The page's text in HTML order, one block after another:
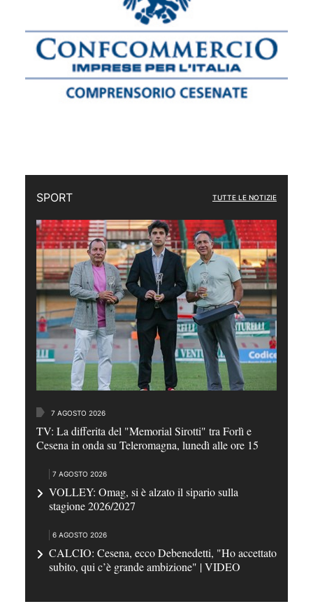
SPORT TUTTE LE NOTIZIE
7 AGOSTO 2026
TV: La differita del "Memorial Sirotti" tra Forlì e
Cesena in onda su Teleromagna, lunedì alle ore 15
7 AGOSTO 2026
VOLLEY: Omag, si è alzato il sipario sulla
stagione 2026/2027
6 AGOSTO 2026
CALCIO: Cesena, ecco Debenedetti, "Ho accettato
subito, qui c’è grande ambizione" | VIDEO